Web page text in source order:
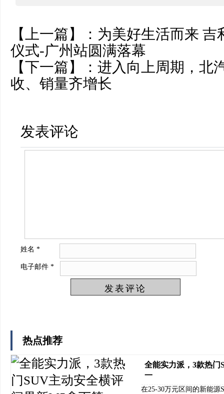
【上一篇】： 为美好生活而来 吉
仪式-广州站圆满落幕
【下一篇】： 进入向上周期，北
收、销量齐增长
发表评论
姓名 *
电子邮件 *
热点推荐
全能实力派，3款热
一
在25-30万元区间的新能